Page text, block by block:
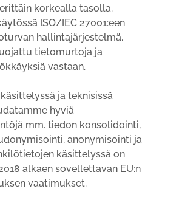
korkealla tasolla.
ISO/IEC 27001:een
hallintajärjestelmä.
tietomurtoja ja
vastaan.
ja teknisissä
hyviä
mm. tiedon konsolidointi,
anonymisointi ja
käsittelyssä on
alkaen sovellettavan EU:n
vaatimukset.